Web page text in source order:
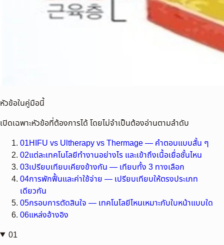
หัวข้อในคู่มือนี้
เปิดเฉพาะหัวข้อที่ต้องการได้ โดยไม่จำเป็นต้องอ่านตามลำดับ
01HIFU vs Ultherapy vs Thermage — คำตอบแบบสั้น ๆ
02แต่ละเทคโนโลยีทำงานอย่างไร และเข้าถึงเนื้อเยื่อชั้นไหน
03เปรียบเทียบเคียงข้างกัน — เทียบทั้ง 3 ทางเลือก
04การพักฟื้นและค่าใช้จ่าย — เปรียบเทียบให้ตรงประเภท
เดียวกัน
05กรอบการตัดสินใจ — เทคโนโลยีไหนเหมาะกับใบหน้าแบบใด
06แหล่งอ้างอิง
01